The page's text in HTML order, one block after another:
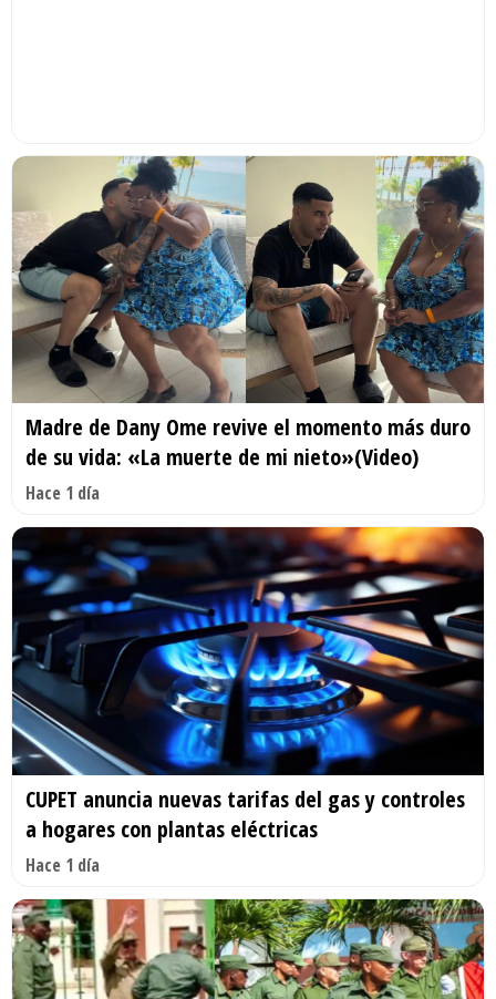
Madre de Dany Ome revive el momento más duro
de su vida: «La muerte de mi nieto»(Video)
Hace 1 día
CUPET anuncia nuevas tarifas del gas y controles
a hogares con plantas eléctricas
Hace 1 día